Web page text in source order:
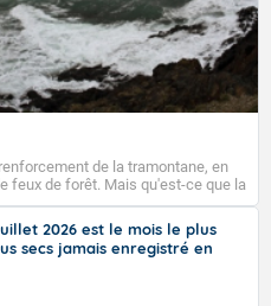
de la tramontane, en
feux de forêt. Mais qu'est-ce que la
? La tramontane est un
ouest à nord, ou ouest à nord-
à la vallée de l’Aude et à
ce vent vient du latin trasmontanus,
aux régions montagneuses
2026 est le mois le plus
secs jamais enregistré en